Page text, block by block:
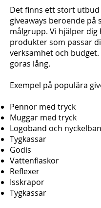
Det finns ett stort utbud
giveaways beroende på
målgrupp. Vi hjälper
produkter som passar
verksamhet och budget.
göras lång.
Exempel på populära
Pennor med tryck
Muggar med tryck
Logoband och
Tygkassar
Godis
Vattenflaskor
Reflexer
Isskrapor
Tygkassar